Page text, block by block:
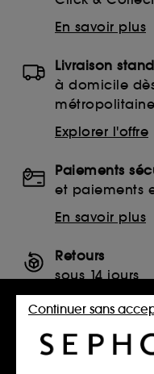
En savoir plus
Livraison
à domicile
Explorer l'offre
Paiements
et paiements
En savoir plus
Retours
sous 14 jours
Retourner
SERVICES, CONTACT ET
Continuer sans